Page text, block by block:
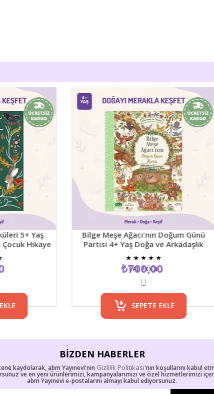
Bilge Meşe Ağacı'nın Doğum Günü
Partisi 4+ Yaş Doğa ve Arkadaşlık
Temalı Resimli Çocuk Hikaye Kitabı
₺700,00
SEPETE EKLE
BIZDEN HABERLER
kaydolarak, abm Yayınevi'nin Gizlilik Politikası'nın koşullarını kabul
ve en yeni ürünlerimizi, kampanyalarımızı ve özel hizmetlerimizi
abm Yayınevi e-postalarını almayı kabul ediyorsunuz.